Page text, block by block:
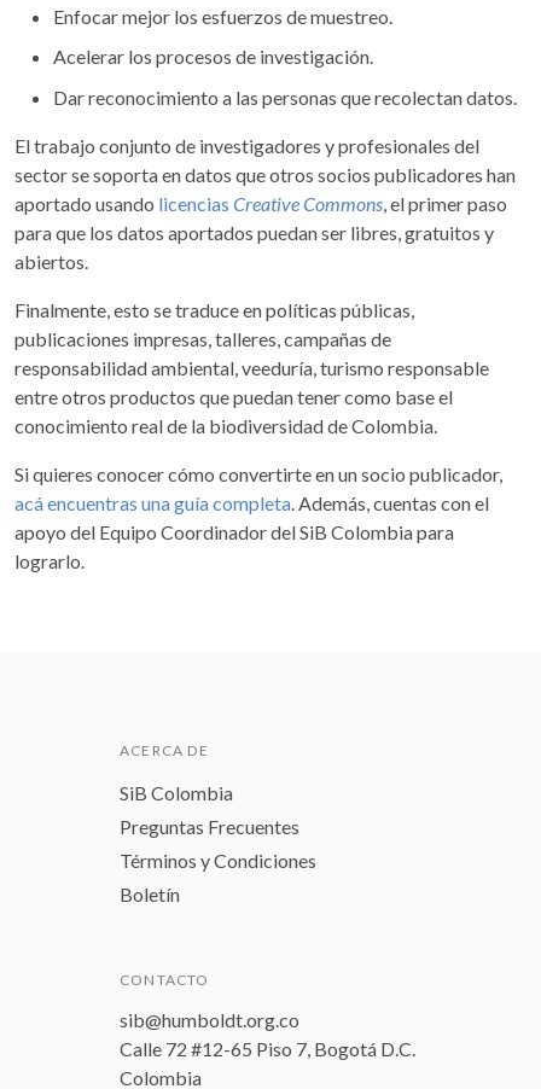
Enfocar mejor los esfuerzos de muestreo.
Acelerar los procesos de investigación.
Dar reconocimiento a las personas que recolectan datos.
El trabajo conjunto de investigadores y profesionales del
sector se soporta en datos que otros socios publicadores han
aportado usando licencias Creative Commons, el primer paso
para que los datos aportados puedan ser libres, gratuitos y
abiertos.
Finalmente, esto se traduce en políticas públicas,
publicaciones impresas, talleres, campañas de
responsabilidad ambiental, veeduría, turismo responsable
entre otros productos que puedan tener como base el
conocimiento real de la biodiversidad de Colombia.
Si quieres conocer cómo convertirte en un socio publicador,
acá encuentras una guía completa. Además, cuentas con el
apoyo del Equipo Coordinador del SiB Colombia para
lograrlo.
ACERCA DE
SiB Colombia
Preguntas Frecuentes
Términos y Condiciones
Boletín
CONTACTO
sib@humboldt.org.co
Calle 72 #12-65 Piso 7, Bogotá D.C.
Colombia